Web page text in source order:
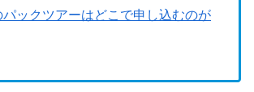
パックツアーはどこで申し込むのが